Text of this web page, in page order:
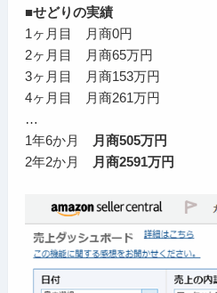
■せどりの実績
1ヶ月目 月商0円
2ヶ月目 月商65万円
3ヶ月目 月商153万円
4ヶ月目 月商261万円
…
1年6か月
月商505万円
2年2か月
月商2591万円